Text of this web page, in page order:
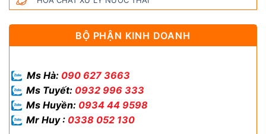
BỘ PHẬN KINH DOANH
Ms Hà: 090 627 3663
Ms Tuyết: 0932 996 333
Ms Huyền: 0934 44 9598
Mr Huy : 0338 052 130